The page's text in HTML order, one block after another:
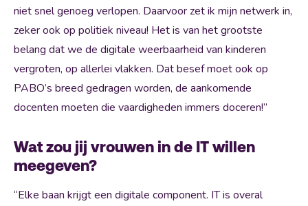
niet snel genoeg verlopen. Daarvoor zet ik mijn netwerk in,
zeker ook op politiek niveau! Het is van het grootste
belang dat we de digitale weerbaarheid van kinderen
vergroten, op allerlei vlakken. Dat besef moet ook op
PABO’s breed gedragen worden, de aankomende
docenten moeten die vaardigheden immers doceren!”
Wat zou jij vrouwen in de IT willen
meegeven?
“Elke baan krijgt een digitale component. IT is overal